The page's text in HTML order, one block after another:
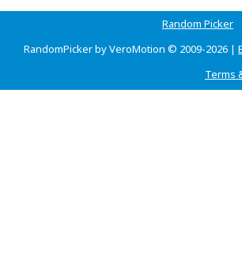
Random Picker
RandomPicker by VeroMotion © 2009-2026 |
Terms